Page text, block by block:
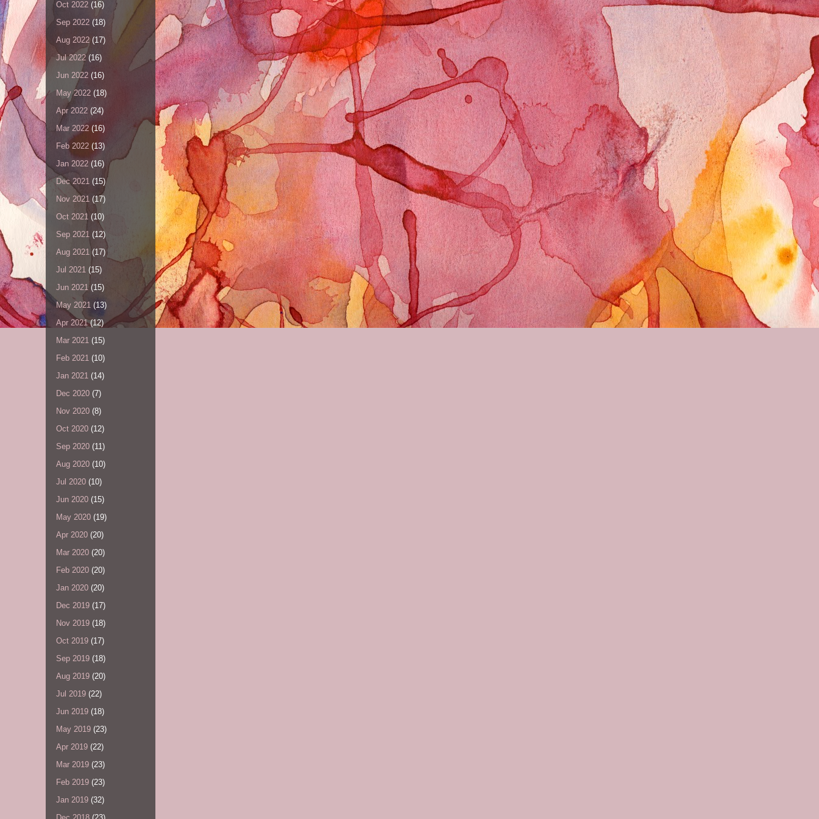
Oct 2022 (16)
Sep 2022 (18)
Aug 2022 (17)
Jul 2022 (16)
Jun 2022 (16)
May 2022 (18)
Apr 2022 (24)
Mar 2022 (16)
Feb 2022 (13)
Jan 2022 (16)
Dec 2021 (15)
Nov 2021 (17)
Oct 2021 (10)
Sep 2021 (12)
Aug 2021 (17)
Jul 2021 (15)
Jun 2021(15)
May 2021 (13)
Apr 2021(12)
Mar 2021 (15)
Feb 2021 (10)
Jan 2021 (14)
Dec 2020 (7)
Nov 2020 (8)
Oct 2020 (12)
Sep 2020 (11)
Aug 2020 (10)
Jul 2020 (10)
Jun 2020 (15)
May 2020 (19)
Apr 2020 (20)
Mar 2020 (20)
Feb 2020 (20)
Jan 2020 (20)
Dec 2019 (17)
Nov 2019 (18)
Oct 2019 (17)
Sep 2019 (18)
Aug 2019 (20)
Jul 2019 (22)
Jun 2019 (18)
May 2019 (23)
Apr 2019 (22)
Mar 2019 (23)
Feb 2019 (23)
Jan 2019 (32)